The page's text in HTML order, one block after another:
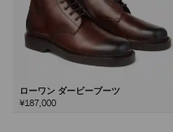
ローワン ダービーブーツ
¥187,000